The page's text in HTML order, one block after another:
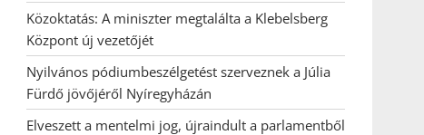
Közoktatás: A miniszter megtalálta a Klebelsberg
Központ új vezetőjét
Nyilvános pódiumbeszélgetést szerveznek a Júlia
Fürdő jövőjéről Nyíregyházán
Elveszett a mentelmi jog, újraindult a parlamentből